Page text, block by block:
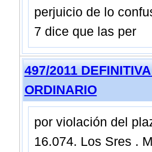
perjuicio de lo
7 dice que las per
497/2011
ORDINARIO
por violación del
16.074. Los Sres .